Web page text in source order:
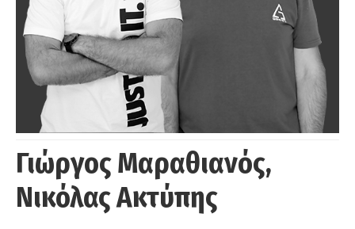
Γιώργος Μαραθιανός,
Νικόλας Ακτύπης